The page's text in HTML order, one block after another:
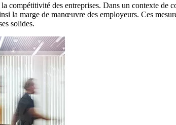
des entreprises. Dans un contexte de
la marge de manœuvre des employeurs. Ces
solides.